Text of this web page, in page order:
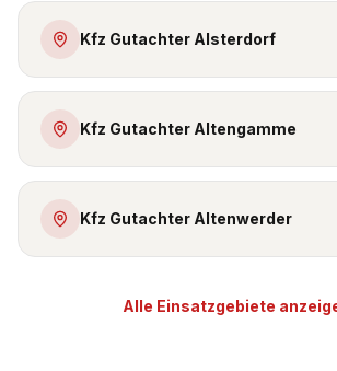
Kfz Gutachter Alsterdorf
Kfz Gutachter Altengamme
Kfz Gutachter Altenwerder
Alle Einsatzgebiete